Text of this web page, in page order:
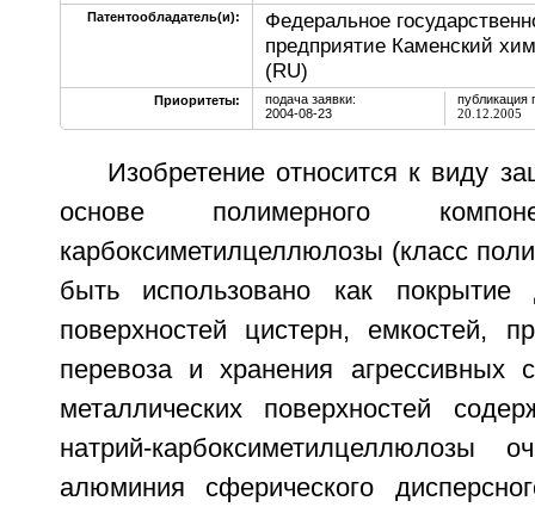
Патентообладатель(и):
Федеральное
предприятие Каменский
(RU)
Приоритеты:
подача заявки:
2004-08-23
публикация
20.12.2005
Изобретение относится к виду
основе полимерного
карбоксиметилцеллюлозы (класс
быть использовано как покрытие
поверхностей цистерн, емкостей,
перевоза и хранения агрессивных
металлических поверхностей
натрий-карбоксиметилцеллюлозы
алюминия сферического